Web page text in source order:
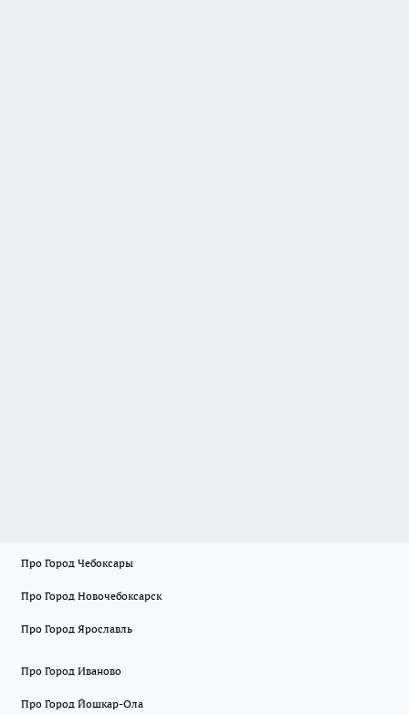
Про Город Чебоксары
Про Город Новочебоксарск
Про Город Ярославль
Про Город Иваново
Про Город Йошкар-Ола